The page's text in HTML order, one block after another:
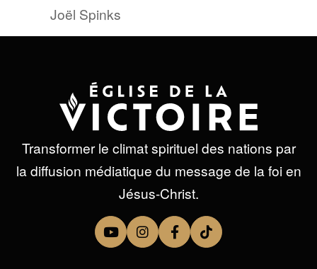
Joël Spinks
Transformer le climat spirituel des nations par
la diffusion médiatique du message de la foi en
Jésus-Christ.